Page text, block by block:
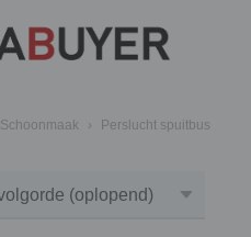
Schoonmaak › Perslucht spuitbus